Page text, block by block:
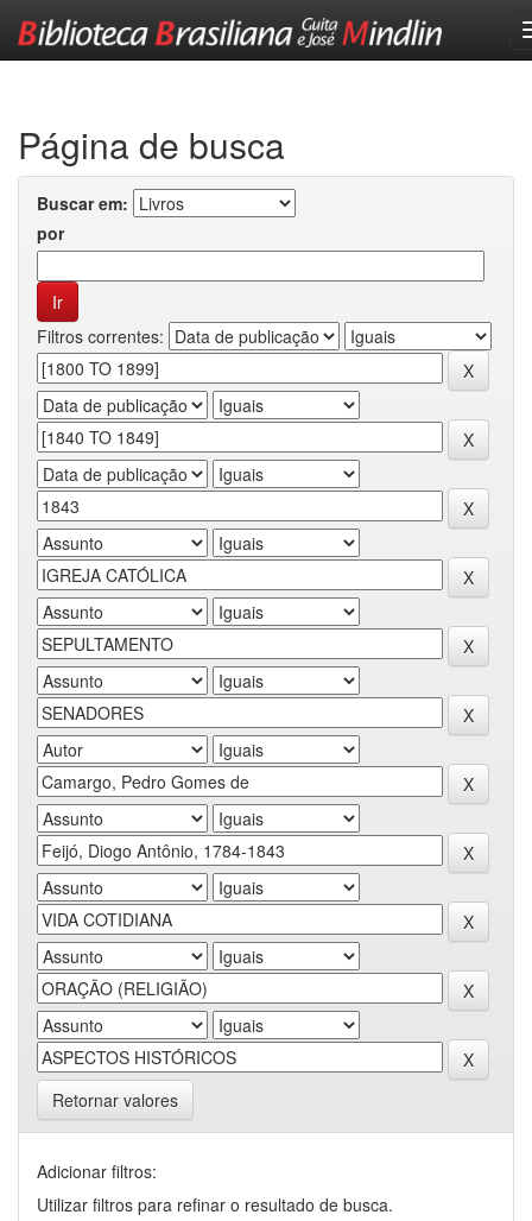
Página de busca
Buscar em:
por
Filtros correntes:
Retornar valores
Adicionar filtros:
Utilizar filtros para refinar o resultado de busca.